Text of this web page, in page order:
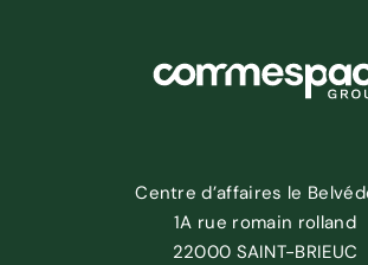
Centre d’affaires le
1A rue romain rolland
22000 SAINT-BRIEUC